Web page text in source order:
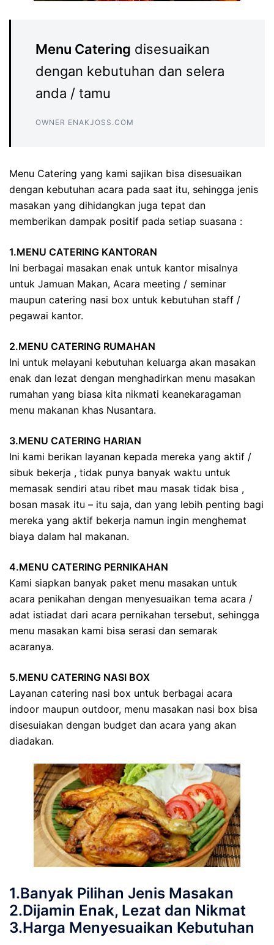
Menu Catering disesuaikan
dengan kebutuhan dan selera
anda / tamu
OWNER ENAKJOSS.COM
Menu Catering yang kami sajikan bisa disesuaikan
dengan kebutuhan acara pada saat itu, sehingga jenis
masakan yang dihidangkan juga tepat dan
memberikan dampak positif pada setiap suasana :
1.MENU CATERING KANTORAN
Ini berbagai masakan enak untuk kantor misalnya
untuk Jamuan Makan, Acara meeting / seminar
maupun catering nasi box untuk kebutuhan staff /
pegawai kantor.
2.MENU CATERING RUMAHAN
Ini untuk melayani kebutuhan keluarga akan masakan
enak dan lezat dengan menghadirkan menu masakan
rumahan yang biasa kita nikmati keanekaragaman
menu makanan khas Nusantara.
3.MENU CATERING HARIAN
Ini kami berikan layanan kepada mereka yang aktif /
sibuk bekerja , tidak punya banyak waktu untuk
memasak sendiri atau ribet mau masak tidak bisa ,
bosan masak itu – itu saja, dan yang lebih penting bagi
mereka yang aktif bekerja namun ingin menghemat
biaya dalam hal makanan.
4.MENU CATERING PERNIKAHAN
Kami siapkan banyak paket menu masakan untuk
acara penikahan dengan menyesuaikan tema acara /
adat istiadat dari acara pernikahan tersebut, sehingga
menu masakan kami bisa serasi dan semarak
acaranya.
5.MENU CATERING NASI BOX
Layanan catering nasi box untuk berbagai acara
indoor maupun outdoor, menu masakan nasi box bisa
disesuiakan dengan budget dan acara yang akan
diadakan.
1.Banyak Pilihan Jenis Masakan
2.Dijamin Enak, Lezat dan Nikmat
3.Harga Menyesuaikan Kebutuhan